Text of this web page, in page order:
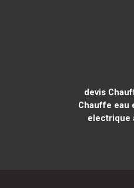
devis
Chauffe eau
electrique